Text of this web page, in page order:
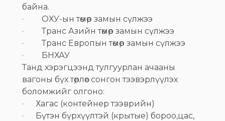
байна.
· ОХУ-ын төмөр замын сүлжээ
· Транс Азийн төмөр замын сүлжээ
· Транс Европын төмөр замын сүлжээ
· БНХАУ
Танд хэрэгцээнд тулгуурлан ачааны
вагоны бүх төрлөөс сонгон тээвэрлүүлэх
боломжийг олгоно:
· Хагас (контейнер тээврийн)
· Бүтэн бүрхүүлтэй (крытые) бороо,цас,